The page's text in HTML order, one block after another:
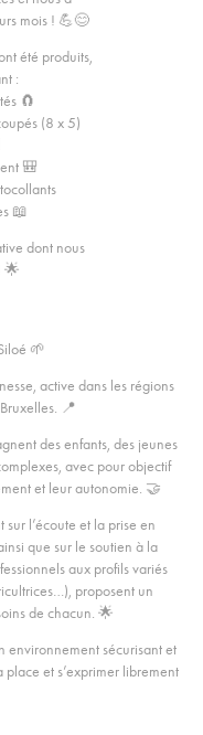
mois ! 💪😊
été produits,
:
🧲
(8 x 5)
🎒
📖
dont nous
🌟
🌱
active dans les régions
📍
des enfants, des jeunes
avec pour objectif
et leur autonomie. 🤝
l’écoute et la prise en
que sur le soutien à la
aux profils variés
proposent un
de chacun. 🌟
environnement sécurisant et
et s’exprimer librement